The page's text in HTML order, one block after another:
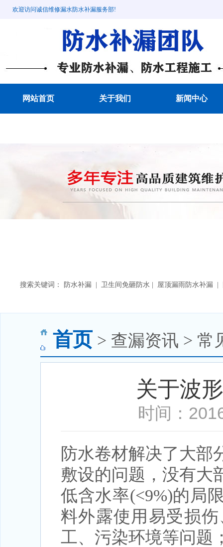
欢迎访问诚信维修漏水防水补漏服务部!
网站首页 关于我们 新闻中心
搜索关键词： 防水补漏 | 卫生间免砸防水 | 屋顶漏雨防水补漏
首页 > 查漏资讯 > 常
关于波
时间：
防水卷材解决了大部
敷设的问题，没有大
低含水率(<9%)的局
料外露使用易受损
工、污染环境等问题